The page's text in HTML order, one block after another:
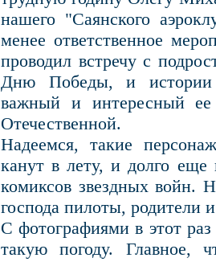
нашего "Саянского
менее ответственное
проводил встречу с
Дню Победы, и
важный и интересный
Отечественной.
Надеемся, такие
канут в лету, и долго еще
комиксов звездных войн.
господа пилоты, родители
С фотографиями в этот
такую погоду. Главное,